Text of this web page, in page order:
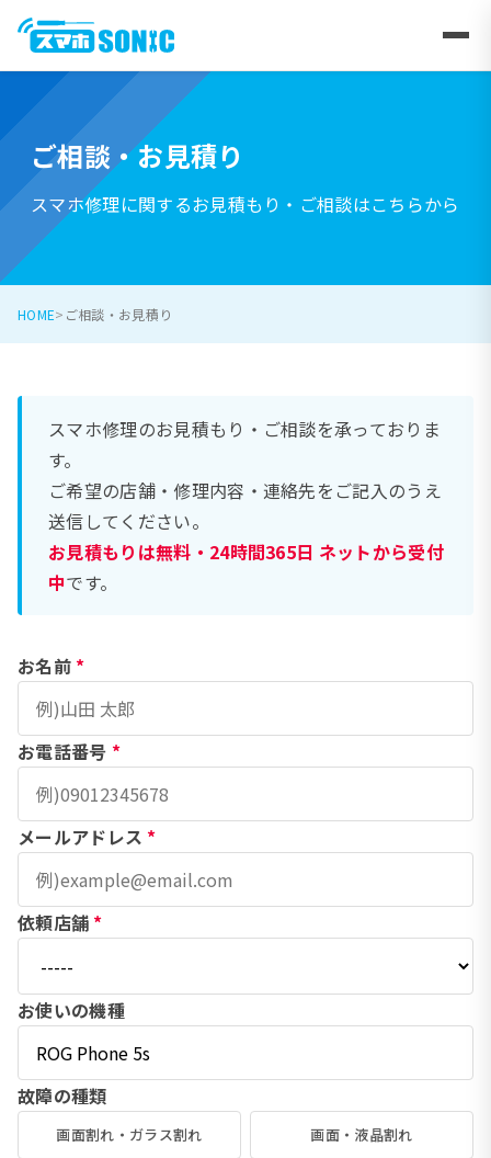
ご相談・お見積り
スマホ修理に関するお見積もり・ご相談はこちらから
HOME ご相談・お見積り
スマホ修理のお見積もり・ご相談を承っておりま
す。
ご希望の店舗・修理内容・連絡先をご記入のうえ
送信してください。
お見積もりは無料・24時間365日 ネットから受付
中です。
お名前 *
お電話番号 *
メールアドレス *
依頼店舗 *
お使いの機種
故障の種類
画面割れ・ガラス割れ 画面・液晶割れ